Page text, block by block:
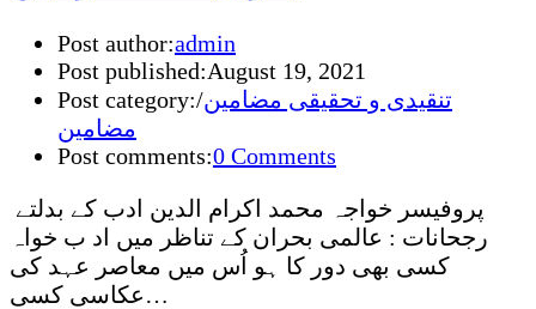
Post author:admin
Post published:August 19, 2021
Post category: تنقیدی و تحقیقی مضامین/
مضامین
Post comments:0 Comments
پروفیسر خواجہ محمد اکرام الدین ادب کے بدلتے
رجحانات : عالمی بحران کے تناظر میں اد ب خواہ
کسی بھی دور کا ہو اُس میں معاصر عہد کی
عکاسی کسی…